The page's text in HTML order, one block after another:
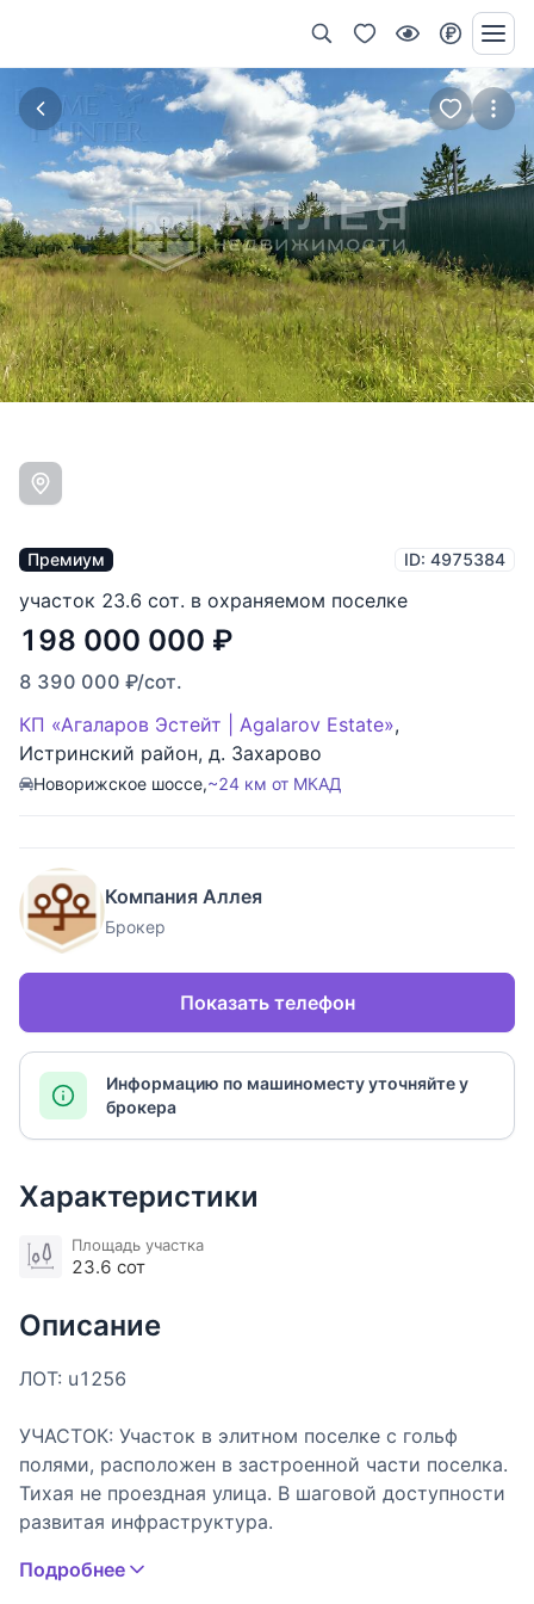
Премиум ID: 4975384
участок 23.6 сот. в охраняемом поселке
198 000 000 ₽
8 390 000 ₽/сот.
КП «Агаларов Эстейт | Agalarov Estate»,
Истринский район, д. Захарово
Новорижское шоссе,~24 км от МКАД
Компания Аллея
Брокер
Показать телефон
Информацию по машиноместу уточняйте у
брокера
Характеристики
Площадь участка
23.6 сот
Описание
ЛОТ: u1256
УЧАСТОК: Участок в элитном поселке с гольф
полями, расположен в застроенной части поселка.
Тихая не проездная улица. В шаговой доступности
развитая инфраструктура.
ОПИСАНИЕ ПОСЁЛКА: Элитный коттеджный
Подробнее